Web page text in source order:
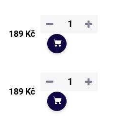
189 Kč
+
−
Do košíku
189 Kč
+
−
Do košíku